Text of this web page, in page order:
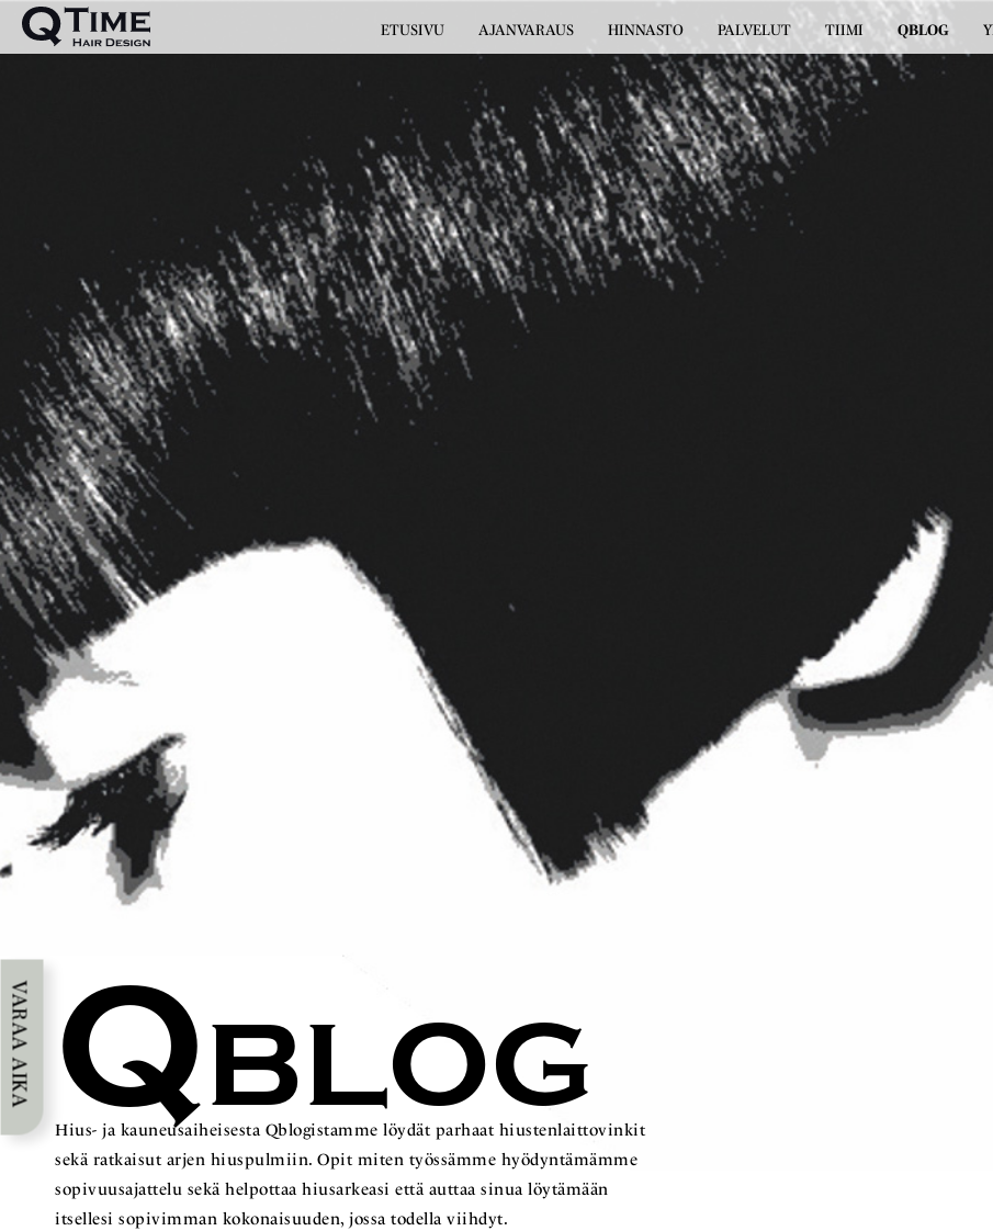
ETUSIVU AJANVARAUS HINNASTO PALVELUT TIIMI QBLOG
QBLOG
Hius- ja kauneusaiheisesta Qblogistamme löydät parhaat hiustenlaittovinkit
sekä ratkaisut arjen hiuspulmiin. Opit miten työssämme hyödyntämämme
sopivuusajattelu sekä helpottaa hiusarkeasi että auttaa sinua löytämään
itsellesi sopivimman kokonaisuuden, jossa todella viihdyt.
VARAA AIKA